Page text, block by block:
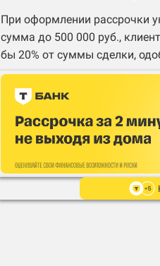
При оформлении рассрочки
сумма до 500 000 руб.,
бы 20% от суммы сделки,